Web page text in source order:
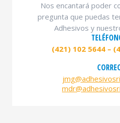
Nos encantará poder
pregunta que puedas
Adhesivos y
(421) 102 5644 –